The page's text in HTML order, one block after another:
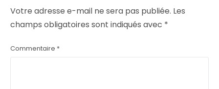
Votre adresse e-mail ne sera pas publiée. Les
champs obligatoires sont indiqués avec *
Commentaire *